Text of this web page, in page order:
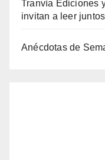
Tranvía Ediciones
invitan a leer
Anécdotas de